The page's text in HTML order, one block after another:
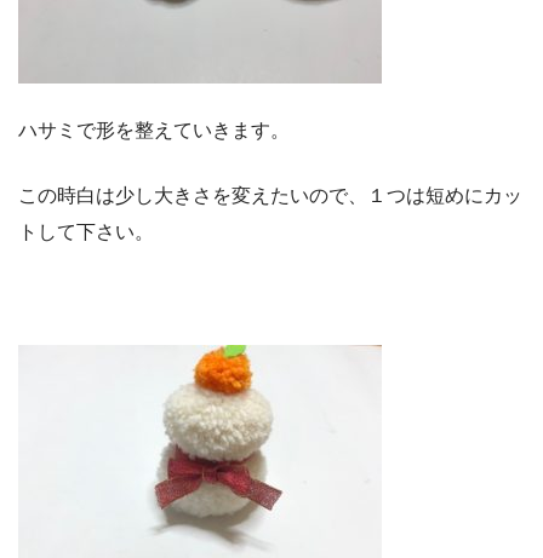
ハサミで形を整えていきます。
この時白は少し大きさを変えたいので、１つは短めにカッ
トして下さい。